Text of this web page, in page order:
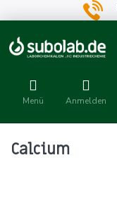
Menü Anmelden
Calcium